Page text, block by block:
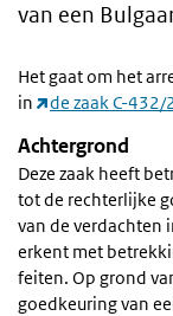
van een
Het gaat om het
in
de zaak C-432/
Achtergrond
Deze zaak heeft
tot de rechterlijke
van de verdachten
erkent met
feiten. Op grond
goedkeuring van